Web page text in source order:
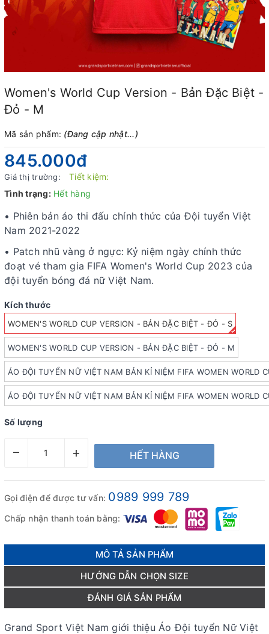
Women's World Cup Version - Bản Đặc Biệt -
Đỏ - M
Mã sản phẩm: (Đang cập nhật...)
845.000₫
Giá thị trường:
Tiết kiệm:
Tình trạng: Hết hàng
• Phiên bản áo thi đấu chính thức của Đội tuyển Việt
Nam 2021-2022
• Patch nhũ vàng ở ngực: Kỷ niệm ngày chính thức
đoạt vé tham gia FIFA Women's World Cup 2023 của
đội tuyển bóng đá nữ Việt Nam.
Kích thước
WOMEN'S WORLD CUP VERSION - BẢN ĐẶC BIỆT - ĐỎ - S
WOMEN'S WORLD CUP VERSION - BẢN ĐẶC BIỆT - ĐỎ - M
ÁO ĐỘI TUYỂN NỮ VIỆT NAM BẢN KỈ NIỆM FIFA WOMEN WORLD
ÁO ĐỘI TUYỂN NỮ VIỆT NAM BẢN KỈ NIỆM FIFA WOMEN WORLD
Số lượng
– + HẾT HÀNG
Gọi điện để được tư vấn: 0989 999 789
Chấp nhận thanh toán bằng:
MÔ TẢ SẢN PHẨM
HƯỚNG DẪN CHỌN SIZE
ĐÁNH GIÁ SẢN PHẨM
Grand Sport Việt Nam giới thiệu Áo Đội tuyển Nữ Việt